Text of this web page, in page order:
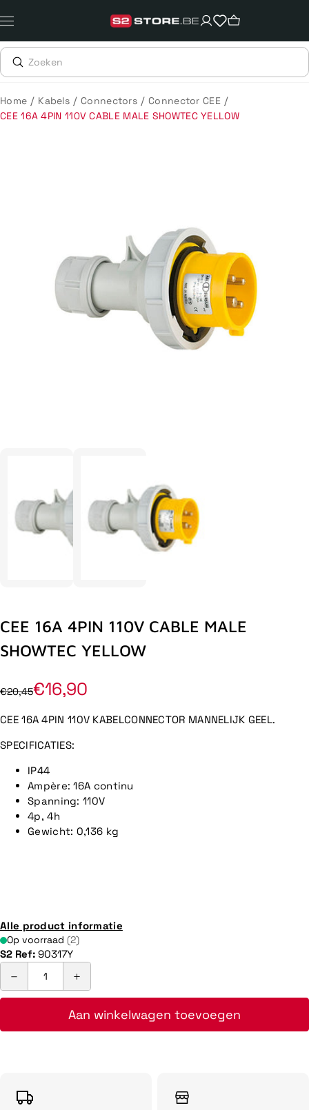
naar
content
Home / Kabels / Connectors / Connector CEE /
CEE 16A 4PIN 110V CABLE MALE SHOWTEC YELLOW
CEE 16A 4PIN 110V CABLE MALE
SHOWTEC YELLOW
€20,45€16,90
CEE 16A 4PIN 110V KABELCONNECTOR MANNELIJK GEEL.
SPECIFICATIES:
IP44
Ampère: 16A continu
Spanning: 110V
4p, 4h
Gewicht: 0,136 kg
Alle product informatie
Op voorraad (2)
S2 Ref: 90317Y
Aan winkelwagen toevoegen